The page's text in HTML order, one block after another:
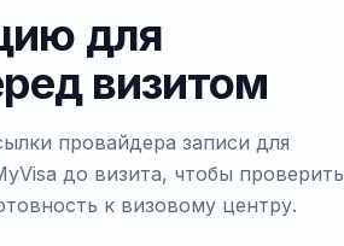
для
визитом
провайдера записи для
до визита, чтобы проверить
к визовому центру.